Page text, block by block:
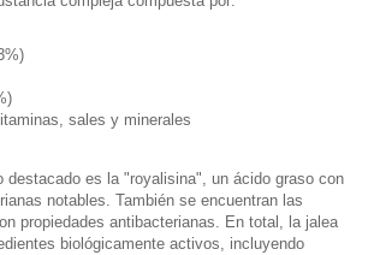
sales y minerales
destacado es la "royalisina", un ácido graso con
notables. También se encuentran las
propiedades antibacterianas. En total, la jalea
biológicamente activos, incluyendo